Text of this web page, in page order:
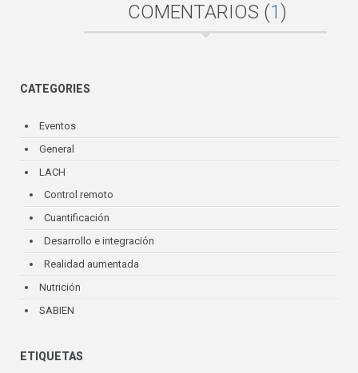
COMENTARIOS (1 )
CATEGORIES
Eventos
General
LACH
Control remoto
Cuantificación
Desarrollo e integración
Realidad aumentada
Nutrición
SABIEN
ETIQUETAS